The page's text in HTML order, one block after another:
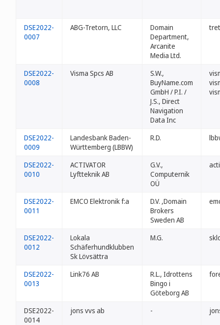
DSE2022-
0007
ABG-Tretorn, LLC
Domain
Department,
Arcanite
Media Ltd.
DSE2022-
0008
Visma Spcs AB
S.W.,
BuyName.com
GmbH / P.I. /
J.S., Direct
Navigation
Data Inc
DSE2022-
0009
Landesbank Baden-
Württemberg (LBBW)
R.D.
DSE2022-
0010
ACTIVATOR
Lyftteknik AB
G.V.,
Computernik
OÜ
DSE2022-
0011
EMCO Elektronik f:a
D.V. ,Domain
Brokers
Sweden AB
DSE2022-
0012
Lokala
Schäferhundklubben
Sk Lövsättra
M.G.
DSE2022-
0013
Link76 AB
R.L., Idrottens
Bingo i
Göteborg AB
DSE2022-
0014
jons vvs ab -